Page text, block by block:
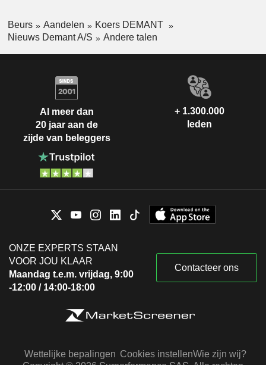
Beurs Aandelen
Koers DEMANT
Nieuws Demant A/S
Andere talen
Al meer dan
20 jaar aan de
zijde van beleggers
+ 1.300.000
leden
ONZE EXPERTS STAAN
VOOR JOU KLAAR
Maandag t.e.m. vrijdag, 9:00
-12:00 / 14:00-18:00
Contacteer ons
Wettelijke bepalingen Cookies instellenWie zijn wij?